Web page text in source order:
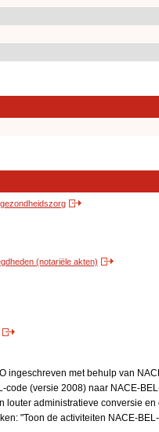
(notariële akten)
ingeschreven met behulp van
code (versie 2008) naar NACE-
louter administratieve conversie
"Toon de activiteiten NACE-